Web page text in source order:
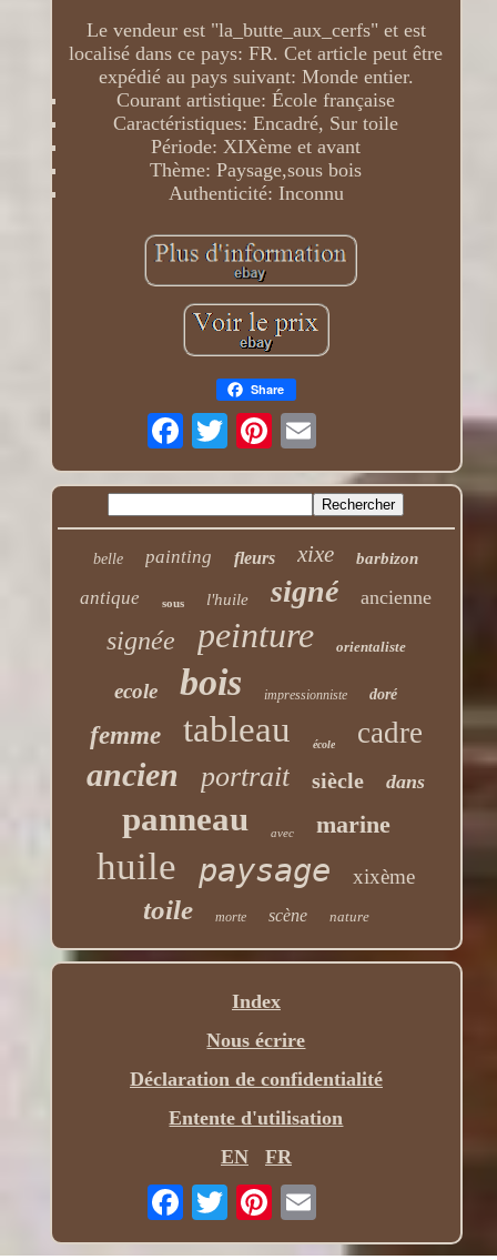
Le vendeur est "la_butte_aux_cerfs" et est
localisé dans ce pays: FR. Cet article peut être
expédié au pays suivant: Monde entier.
Courant artistique: École française
Caractéristiques: Encadré, Sur toile
Période: XIXème et avant
Thème: Paysage,sous bois
Authenticité: Inconnu
Share
belle painting fleurs xixe barbizon
antique sous l'huile signé ancienne
signée peinture orientaliste
ecole bois impressionniste doré
femme tableau école cadre
ancien portrait siècle dans
panneau avec marine
huile paysage xixème
toile morte scène nature
Index
Nous écrire
Déclaration de confidentialité
Entente d'utilisation
EN
FR